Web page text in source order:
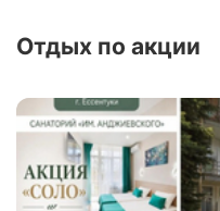
Рейтинг 3.7
Отзывы 3
Санаторий
Цена в сутки от6
Отдых по акции